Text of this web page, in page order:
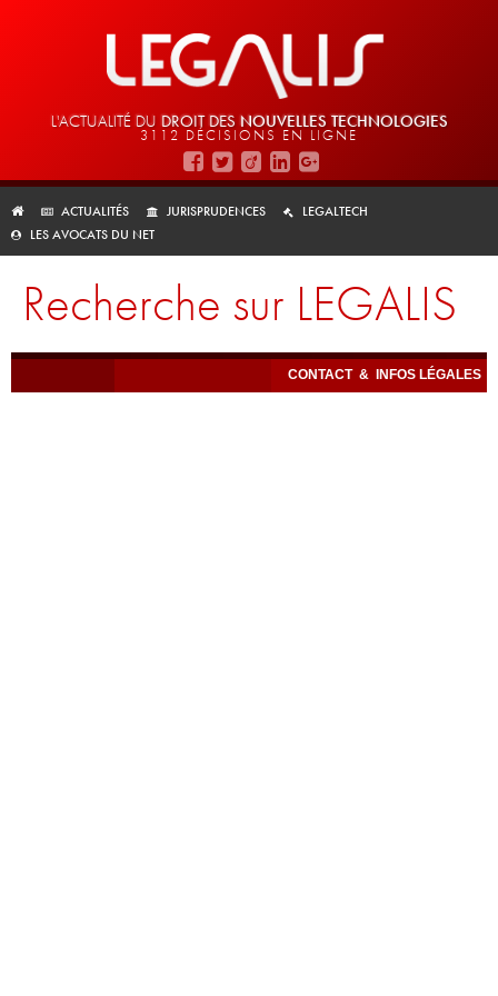
L'ACTUALITÉ DU DROIT DES NOUVELLES TECHNOLOGIES
3112 DÉCISIONS EN LIGNE
ACTUALITÉS JURISPRUDENCES
LEGALTECH
LES AVOCATS DU NET
Recherche sur LEGALIS
CONTACT & INFOS LÉGALES